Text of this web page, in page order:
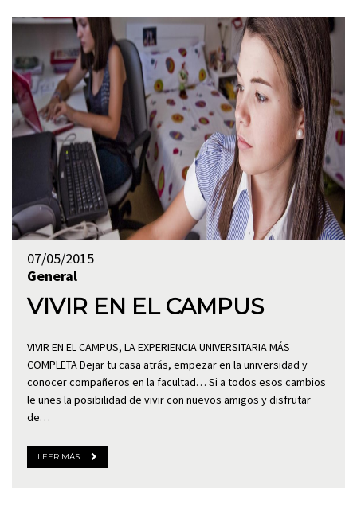
07/05/2015
General
VIVIR EN EL CAMPUS
VIVIR EN EL CAMPUS, LA EXPERIENCIA UNIVERSITARIA MÁS
COMPLETA Dejar tu casa atrás, empezar en la universidad y
conocer compañeros en la facultad… Si a todos esos cambios
le unes la posibilidad de vivir con nuevos amigos y disfrutar
de…
LEER MÁS